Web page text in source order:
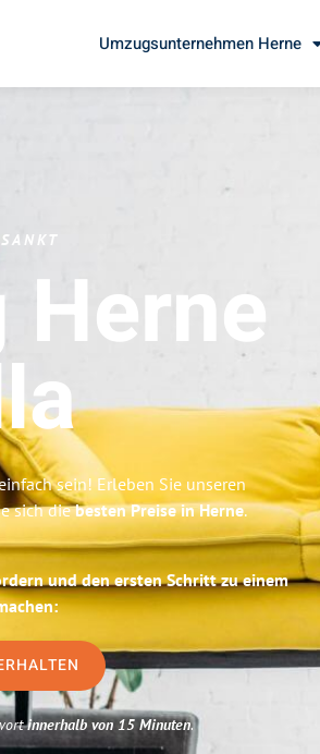
Umzugsunternehmen Herne
Herne
sein! Erleben Sie unseren
sich diebesten Preise in Herne.
und den ersten Schritt zu einem
innerhalb von 15 Minuten.